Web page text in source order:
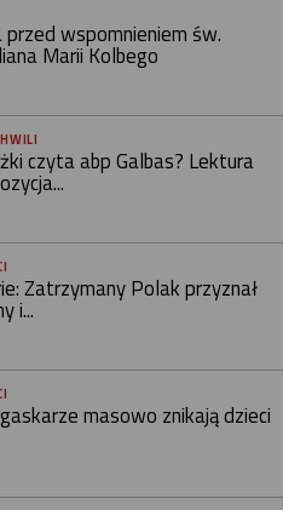
przed wspomnieniem św.
Marii Kolbego
czyta abp Galbas? Lektura
Zatrzymany Polak przyznał
i...
masowo znikają dzieci